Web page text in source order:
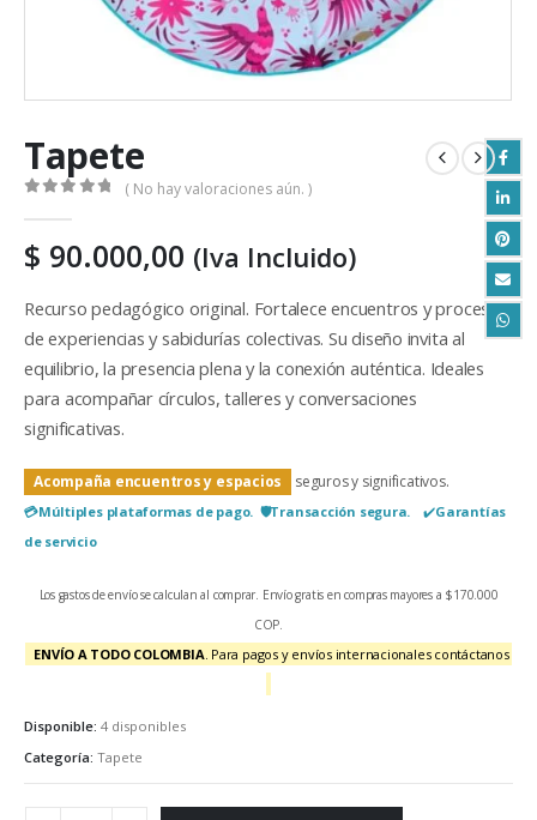
Tapete
( No hay valoraciones aún. )
$ 90.000,00 (Iva Incluido)
Recurso pedagógico original. Fortalece encuentros y procesos
de experiencias y sabidurías colectivas. Su diseño invita al
equilibrio, la presencia plena y la conexión auténtica. Ideales
para acompañar círculos, talleres y conversaciones
significativas.
Acompaña encuentros y espacios seguros y significativos.
💳​Múltiples plataformas de pago. 🛡️Transacción segura. ✔️​Garantías
de servicio
Los gastos de envío se calculan al comprar. Envío gratis en compras mayores a $170.000
COP.
ENVÍO A TODO COLOMBIA . Para pagos y envíos internacionales contáctanos
Disponible: 4 disponibles
Categoría: Tapete